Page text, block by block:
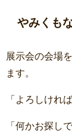
やみくも
展示会の会場
ます。
「よろしけれ
「何かお探し